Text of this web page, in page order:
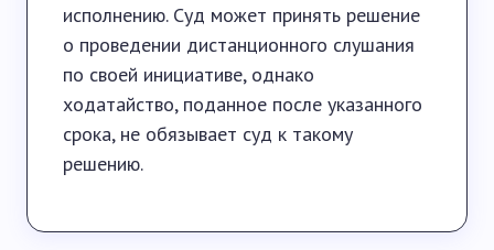
исполнению. Суд может принять решение
о проведении дистанционного слушания
по своей инициативе, однако
ходатайство, поданное после указанного
срока, не обязывает суд к такому
решению.